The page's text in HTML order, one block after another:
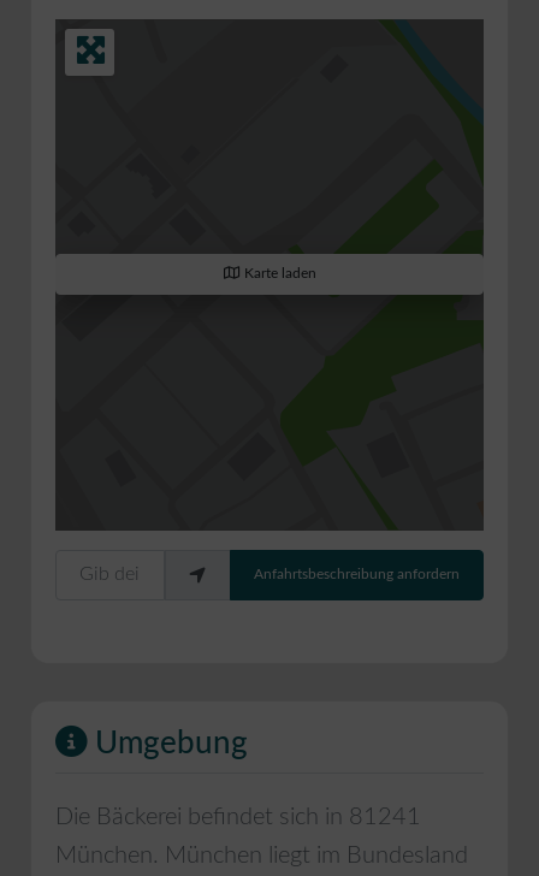
Karte laden
Gib deinen Standort ein.
Anfahrtsbeschreibung anfordern
Umgebung
Die Bäckerei befindet sich in 81241
München . München liegt im Bundesland